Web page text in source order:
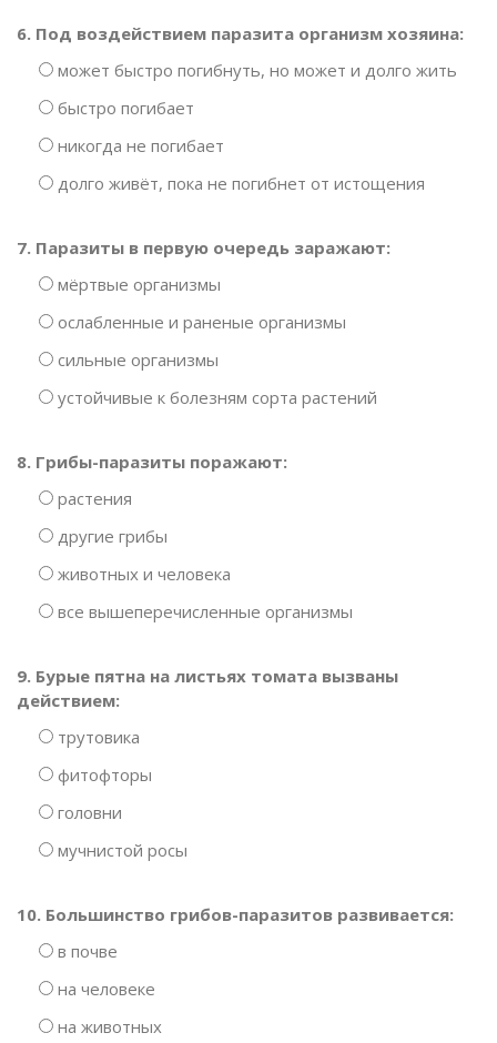
6. Под воздействием паразита организм хозяина:
может быстро погибнуть, но может и долго жить
быстро погибает
никогда не погибает
долго живёт, пока не погибнет от истощения
7. Паразиты в первую очередь заражают:
мёртвые организмы
ослабленные и раненые организмы
сильные организмы
устойчивые к болезням сорта растений
8. Грибы-паразиты поражают:
растения
другие грибы
животных и человека
все вышеперечисленные организмы
9. Бурые пятна на листьях томата вызваны
действием:
трутовика
фитофторы
головни
мучнистой росы
10. Большинство грибов-паразитов развивается:
в почве
на человеке
на животных